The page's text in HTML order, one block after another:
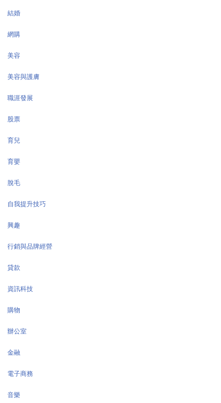
結婚
網購
美容
美容與護膚
職涯發展
股票
育兒
育嬰
脫毛
自我提升技巧
興趣
行銷與品牌經營
貸款
資訊科技
購物
辦公室
金融
電子商務
音樂